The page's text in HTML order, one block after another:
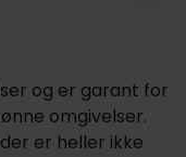
og er garant for
omgivelser.
er heller ikke